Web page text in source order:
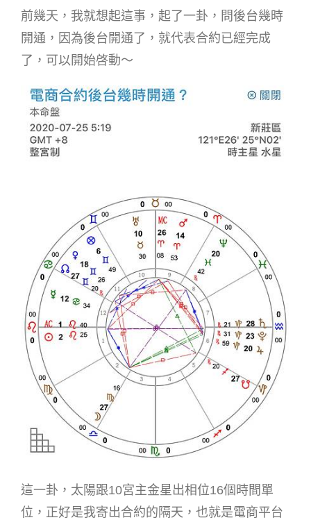
前幾天，我就想起這事，起了一卦，問後台幾時
開通，因為後台開通了，就代表合約已經完成
了，可以開始啓動～
這一卦，太陽跟10宮主金星出相位16個時間單
位，正好是我寄出合約的隔天，也就是電商平台